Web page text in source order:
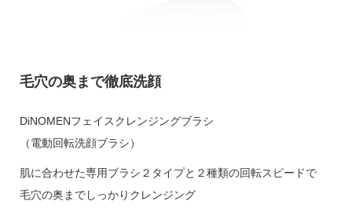
毛穴の奥まで徹底洗顔
DiNOMENフェイスクレンジングブラシ
（電動回転洗顔ブラシ）
肌に合わせた専用ブラシ２タイプと２種類の回転スピードで
毛穴の奥までしっかりクレンジング